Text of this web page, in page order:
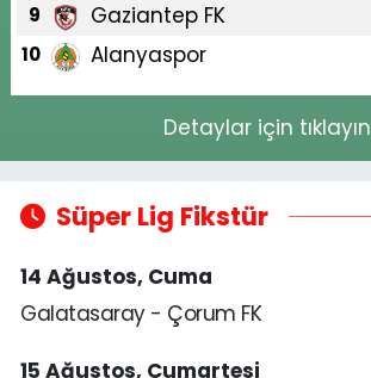
9 Gaziantep FK
10 Alanyaspor
Detaylar için tıklayın
Süper Lig Fikstür
14 Ağustos, Cuma
Galatasaray - Çorum FK
15 Ağustos, Cumartesi